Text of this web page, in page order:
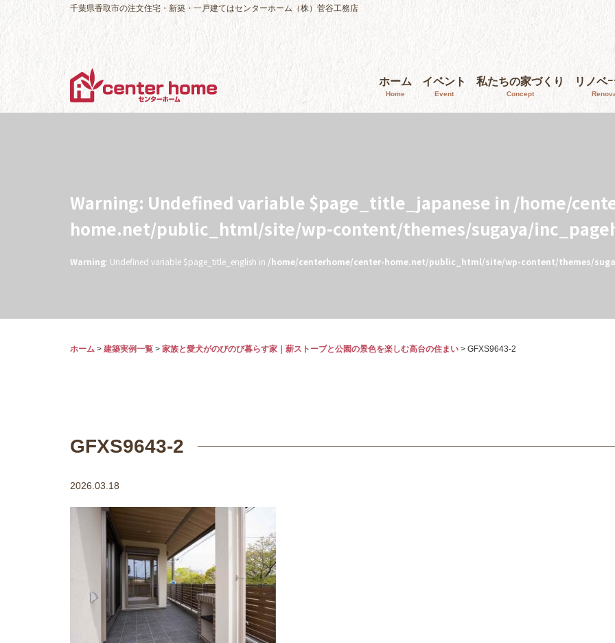
千葉県香取市の注文住宅・新築・一戸建てはセンターホーム（株）菅谷工務店
ホーム
Home
イベント
Event
私たちの家づくり
Concept
リノベ
Warning: Undefined variable $page_title_japanese in /home/
home.net/public_html/site/wp-content/themes/sugaya/
Warning: Undefined variable $page_title_english in /home/centerhome/center-home.net/public_html/site/wp-content/themes/
ホーム > 建築実例一覧 > 家族と愛犬がのびのび暮らす家｜薪ストーブと公園の景色を楽しむ高台の住まい > GFXS9643-2
GFXS9643-2
2026.03.18